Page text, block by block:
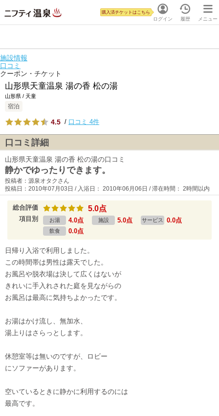
ログイン
購入済チケットはこちら
履歴 メニュー
施設情報
口コミ
クーポン・チケット
山形県天童温泉 湯の香 松の湯
山形県 / 天童
宿泊
4.5 / 口コミ 4件
口コミ詳細
山形県天童温泉 湯の香 松の湯の口コミ
静かでゆったりできます。
投稿者：源泉オタクさん
投稿日：2010年07月03日 / 入浴日： 2010年06月06日 / 滞在時間： 2時間以内
総合評価 5.0点
項目別 お湯 4.0点 施設 5.0点 サービス 0.0点
飲食 0.0点
日帰り入浴で利用しました。
この時間帯は男性は露天でした。
お風呂や脱衣場は決して広くはないが
きれいに手入れされた庭を見ながらの
お風呂は最高に気持ちよかったです。
お湯はかけ流し、無加水、
湯上りはさらっとします。
休憩室等は無いのですが、ロビー
にソファーがあります。
空いているときに静かに利用するのには
最高です。